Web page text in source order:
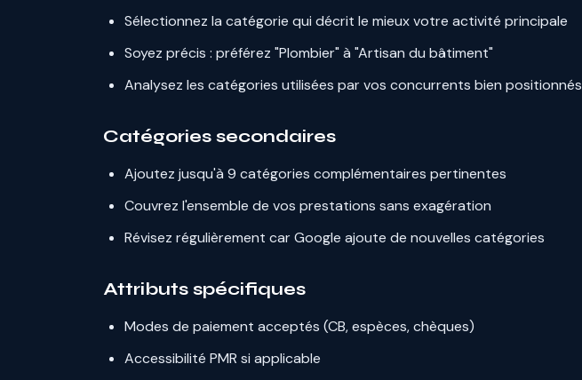
Sélectionnez la catégorie qui décrit le mieux votre activité principale
Soyez précis : préférez "Plombier" à "Artisan du bâtiment"
Analysez les catégories utilisées par vos concurrents bien positionnés
Catégories secondaires
Ajoutez jusqu'à 9 catégories complémentaires pertinentes
Couvrez l'ensemble de vos prestations sans exagération
Révisez régulièrement car Google ajoute de nouvelles catégories
Attributs spécifiques
Modes de paiement acceptés (CB, espèces, chèques)
Accessibilité PMR si applicable